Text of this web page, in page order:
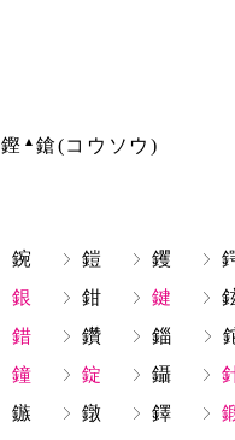
鏗 ▲鎗(コウソウ)
鋺 鎧 钁
銀 鉗 鍵
錯 鑽 錙
鐘 錠 鑷
鏃 鐓 鐸